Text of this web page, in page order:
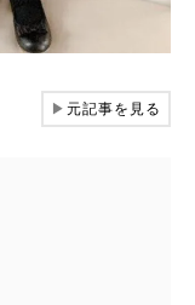
▶元記事を見る